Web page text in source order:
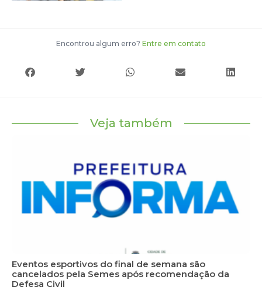
Encontrou algum erro? Entre em contato
Veja também
Eventos esportivos do final de semana são
cancelados pela Semes após recomendação da
Defesa Civil